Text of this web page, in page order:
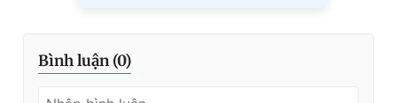
Bình luận (0)